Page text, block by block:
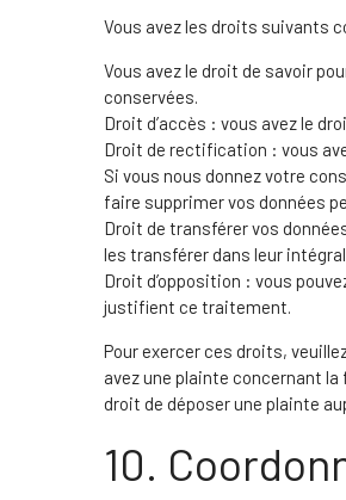
Vous avez les droits suivants
Vous avez le droit de savoir
conservées.
Droit d’accès : vous avez le
Droit de rectification : vous
Si vous nous donnez votre
faire supprimer vos données
Droit de transférer vos
les transférer dans leur
Droit d’opposition : vous
justifient ce traitement.
Pour exercer ces droits,
avez une plainte concernant
droit de déposer une plainte
10.